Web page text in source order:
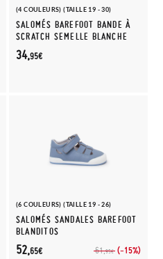
(4 COULEURS) (TAILLE 19 - 30)
SALOMÉS BAREFOOT BANDE À
SCRATCH SEMELLE BLANCHE
34,95€
(6 COULEURS) (TAILLE 19 - 26)
SALOMÉS SANDALES BAREFOOT
BLANDITOS
61,95€ (-15%)
52,65€